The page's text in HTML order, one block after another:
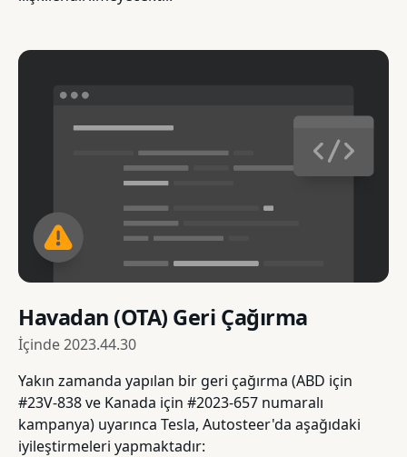
Havadan (OTA) Geri Çağırma
İçinde2023.44.30
Yakın zamanda yapılan bir geri çağırma (ABD için
#23V-838 ve Kanada için #2023-657 numaralı
kampanya) uyarınca Tesla, Autosteer'da aşağıdaki
iyileştirmeleri yapmaktadır: